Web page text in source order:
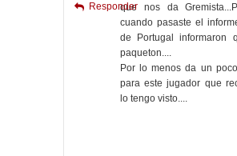
que nos da
cuando pasaste el
de Portugal informaron
paqueton....
Por lo menos da un
para este jugador que
lo tengo visto....
Responder